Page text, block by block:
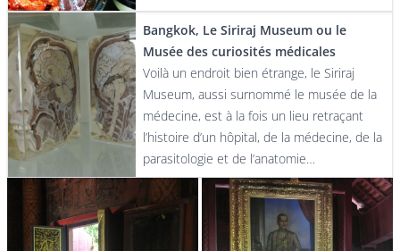
Bangkok, Le Siriraj Museum ou le
Musée des curiosités médicales
Voilà un endroit bien étrange, le Siriraj
Museum, aussi surnommé le musée de la
médecine, est à la fois un lieu retraçant
l’histoire d’un hôpital, de la médecine, de la
parasitologie et de l’anatomie…